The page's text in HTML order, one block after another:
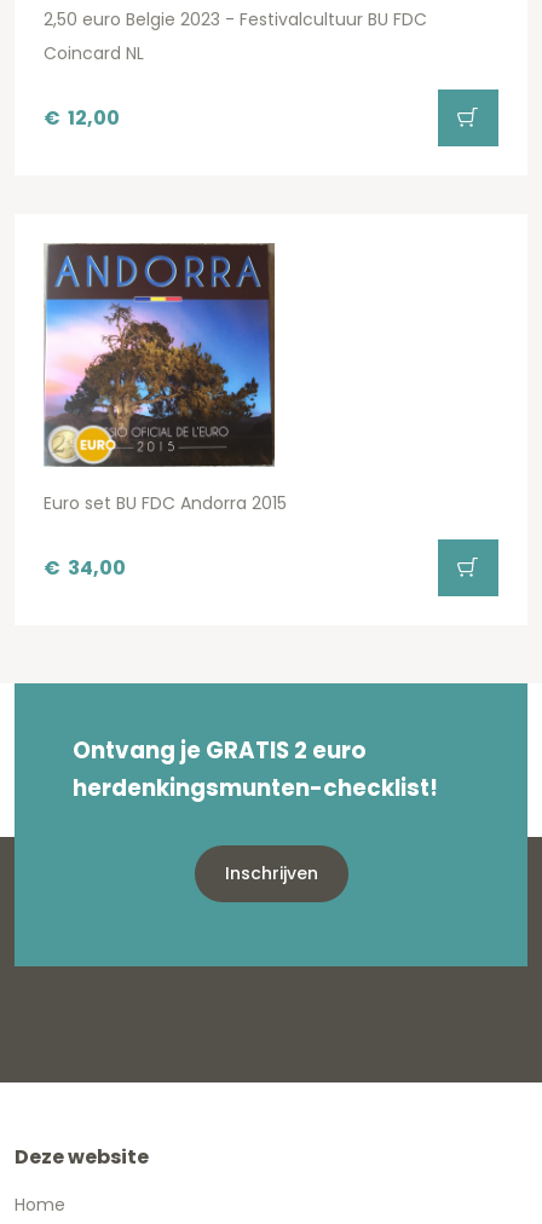
2,50 euro Belgie 2023 - Festivalcultuur BU FDC
Coincard NL
€ 12,00
Euro set BU FDC Andorra 2015
€ 34,00
Ontvang je GRATIS 2 euro
herdenkingsmunten-checklist!
Inschrijven
Deze website
Home